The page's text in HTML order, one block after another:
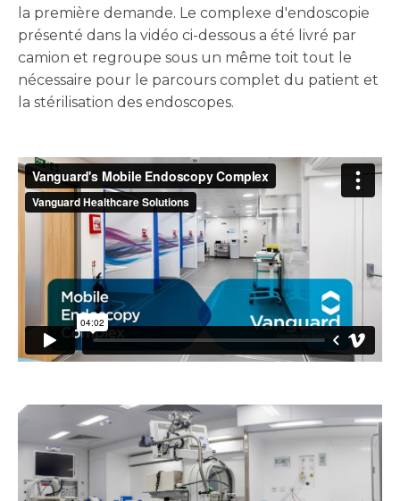
la première demande. Le complexe d'endoscopie
présenté dans la vidéo ci-dessous a été livré par
camion et regroupe sous un même toit tout le
nécessaire pour le parcours complet du patient et
la stérilisation des endoscopes.